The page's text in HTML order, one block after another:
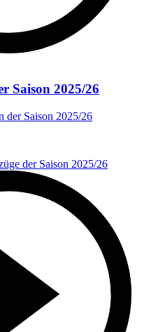
Saison 2025/26
der Saison 2025/26